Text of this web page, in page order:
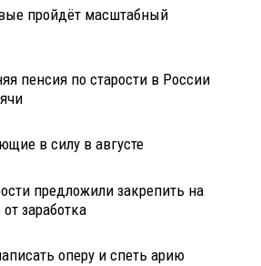
пройдёт масштабный
пенсия по старости в России
в силу в августе
предложили закрепить на
заработка
оперу и спеть арию